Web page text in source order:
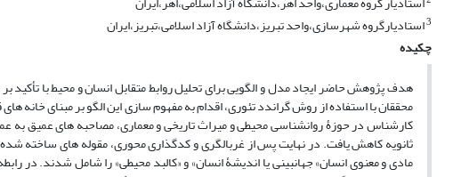
3استادیارگروه شهرسازی،واحد تبریز،دانشگاه آزاد اسلامی،تبریز،ایران
چکیده
هدف پژوهش حاضر ایجاد مدل و الگویی برای تحلیل روابط متقابل انسان و محیط با تأکید
مادی و معنوی انسان» جهان‏بینی یا اندیشۀ انسان» و «کالبد محیطی» را شامل شدند. در